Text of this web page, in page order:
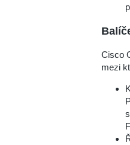
Cisco
mezi